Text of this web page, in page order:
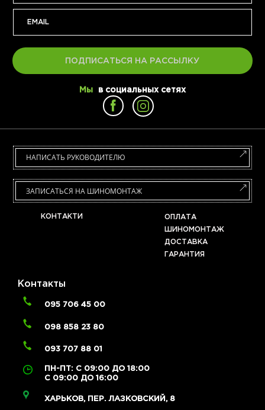
ПОДПИСАТЬСЯ НА РАССЫЛКУ
Мы в социальных сетях
НАПИСАТЬ РУКОВОДИТЕЛЮ
ЗАПИСАТЬСЯ НА ШИНОМОНТАЖ
КОНТАКТИ
ОПЛАТА
ШИНОМОНТАЖ
ДОСТАВКА
ГАРАНТИЯ
Контакты
095 706 45 00
098 858 23 80
093 707 88 01
ПН-ПТ: С 09:00 ДО 18:00
С 09:00 ДО 16:00
ХАРЬКОВ, ПЕР. ЛАЗКОВСКИЙ, 8